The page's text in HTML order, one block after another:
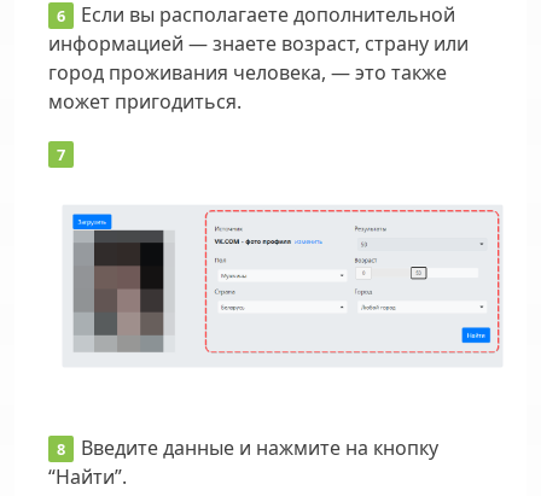
Если вы располагаете дополнительной
информацией — знаете возраст, страну или
город проживания человека, — это также
может пригодиться.
Введите данные и нажмите на кнопку
“Найти”.